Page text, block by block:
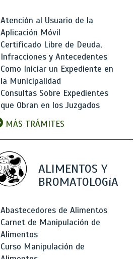
Atención al Usuario de la
Aplicación Móvil
Certificado Libre de Deuda,
Infracciones y Antecedentes
Como Iniciar un Expediente en
la Municipalidad
Consultas Sobre Expedientes
que Obran en los Juzgados
MÁS TRÁMITES
ALIMENTOS Y
BROMATOLOGíA
Abastecedores de Alimentos
Carnet de Manipulación de
Alimentos
Curso Manipulación de